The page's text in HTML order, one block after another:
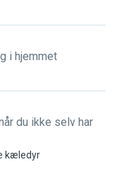
i hjemmet
du ikke selv har
kæledyr